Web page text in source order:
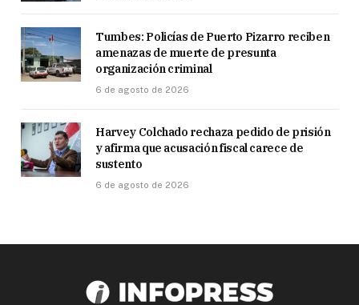
Tumbes: Policías de Puerto Pizarro reciben
amenazas de muerte de presunta
organización criminal
6 de agosto de 2026
Harvey Colchado rechaza pedido de prisión
y afirma que acusación fiscal carece de
sustento
6 de agosto de 2026